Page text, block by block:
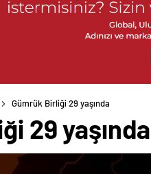
Gümrük Birliği 29 yaşında
29 yaşında